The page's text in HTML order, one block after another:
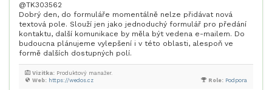
@TK303562
Dobrý den, do formuláře momentálně nelze přidávat nová
textová pole. Slouží jen jako jednoduchý formulář pro předání
kontaktu, další komunikace by měla být vedena e-mailem. Do
budoucna plánujeme vylepšení i v této oblasti, alespoň ve
formě dalších dostupných polí.
Role: Podpora
Web: https://wedos.cz
Vizitka: Produktový manažer.